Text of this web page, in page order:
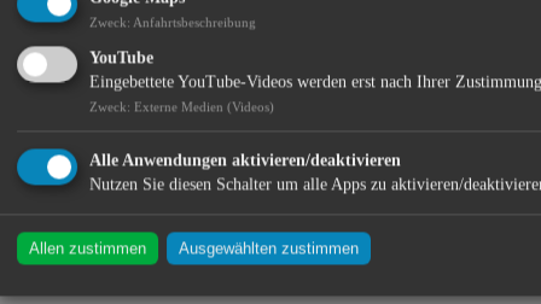
zuständig: Bauhof Kläranlage und Kanal Wasserwerk
Standort:
Zweck: Anfahrtsbeschreibung
YouTube
Eingebettete YouTube-Videos werden erst nach Ihrer
Zweck: Externe Medien (Videos)
Alle Anwendungen aktivieren/deaktivieren
Nutzen Sie diesen Schalter um alle Apps zu aktivieren/
Allen zustimmen Ausgewählten zustimmen